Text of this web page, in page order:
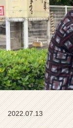
2022.07.13